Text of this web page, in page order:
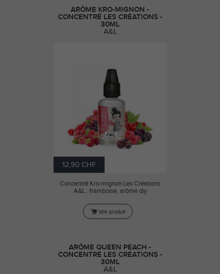
ARÔME KRO-MIGNON -
CONCENTRÉ LES CRÉATIONS -
30ML
A&L
12,90 CHF
Concentré Kro-mignon Les Créations
A&L : framboise, arôme diy
Voir produit
ARÔME QUEEN PEACH -
CONCENTRÉ LES CRÉATIONS -
30ML
A&L